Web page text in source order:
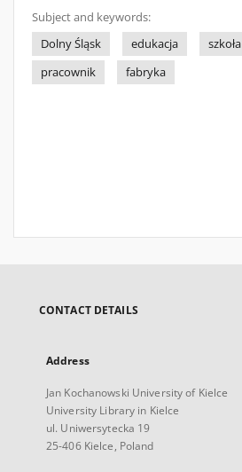
Subject and keywords:
Dolny Śląsk
edukacja szkoła
pracownik
fabryka
CONTACT DETAILS
Address
Jan Kochanowski University of Kielce
University Library in Kielce
ul. Uniwersytecka 19
25-406 Kielce, Poland